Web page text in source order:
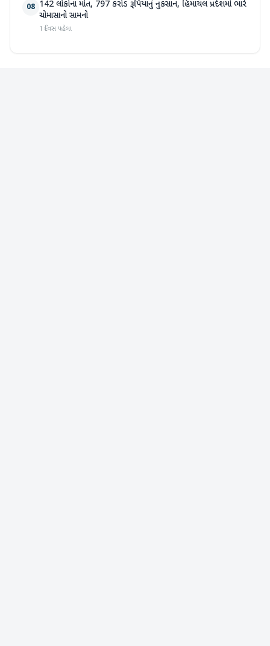
08 142 લોકોના મોત, 797 કરોડ રૂપિયાનું નુકસાન, હિમાચલ પ્રદેશમાં ભારે
ચોમાસાનો સામનો
1 દિવસ પહેલા